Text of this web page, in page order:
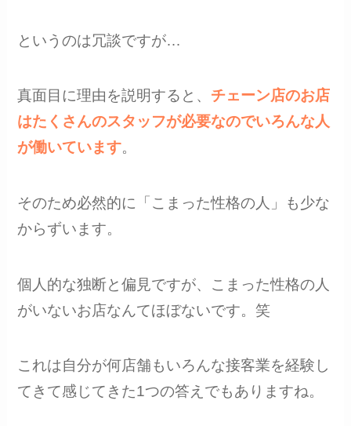
というのは冗談ですが…
真面目に理由を説明すると、 チェーン店のお店
はたくさんのスタッフが必要なのでいろんな人
が働いています。
そのため必然的に「こまった性格の人」も少な
からずいます。
個人的な独断と偏見ですが、こまった性格の人
がいないお店なんてほぼないです。笑
これは自分が何店舗もいろんな接客業を経験し
てきて感じてきた1つの答えでもありますね。